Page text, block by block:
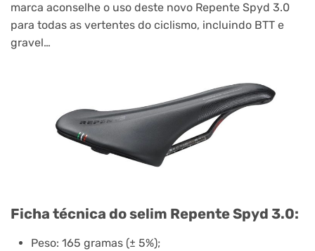
marca aconselhe o uso deste novo Repente Spyd 3.0
para todas as vertentes do ciclismo, incluindo BTT e
gravel…
Ficha técnica do selim Repente Spyd 3.0:
Peso: 165 gramas (± 5%);